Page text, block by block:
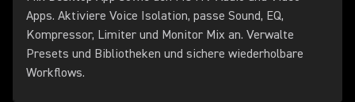
Apps. Aktiviere Voice Isolation, passe Sound, EQ,
Kompressor, Limiter und Monitor Mix an. Verwalte
Presets und Bibliotheken und sichere wiederholbare
Workflows.